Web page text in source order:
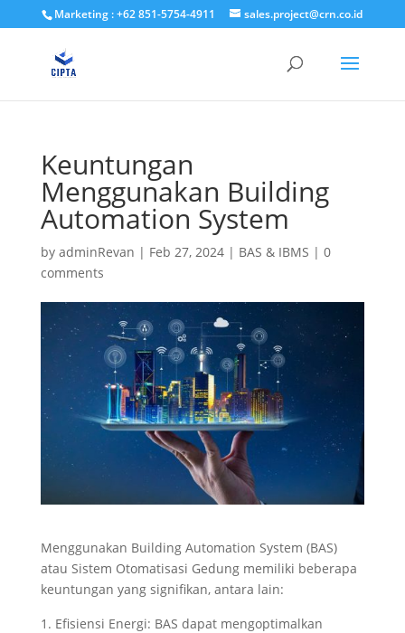
Marketing : +62 851-5754-4911 sales.project@crn.co.id
Keuntungan
Menggunakan Building
Automation System
by adminRevan | Feb 27, 2024| BAS & IBMS | 0
comments
Menggunakan Building Automation System (BAS)
atau Sistem Otomatisasi Gedung memiliki beberapa
keuntungan yang signifikan, antara lain:
Efisiensi Energi: BAS dapat mengoptimalkan